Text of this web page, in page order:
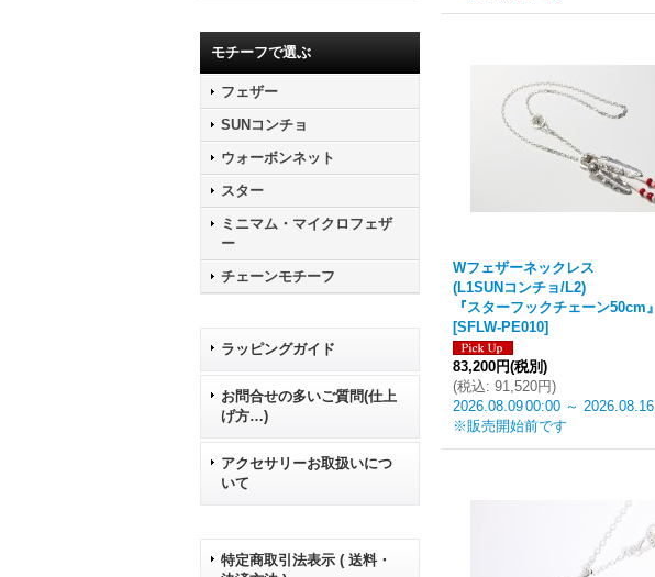
モチーフで選ぶ
フェザー
SUNコンチョ
ウォーボンネット
スター
ミニマム・マイクロフェザ
ー
チェーンモチーフ
ラッピングガイド
お問合せの多いご質問(仕上
げ方…)
アクセサリーお取扱いにつ
いて
特定商取引法表示 ( 送料・
Wフェザーネックレス
(L1SUNコンチョ/L2)
『スターフックチェーン50cm』
[SFLW-PE010]
83,200円(税別)
(税込: 91,520円)
2026.08.0900:00 ～ 2026.08.16
※販売開始前です